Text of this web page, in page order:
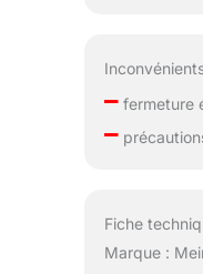
–fermeture
–
Fiche
Marque :